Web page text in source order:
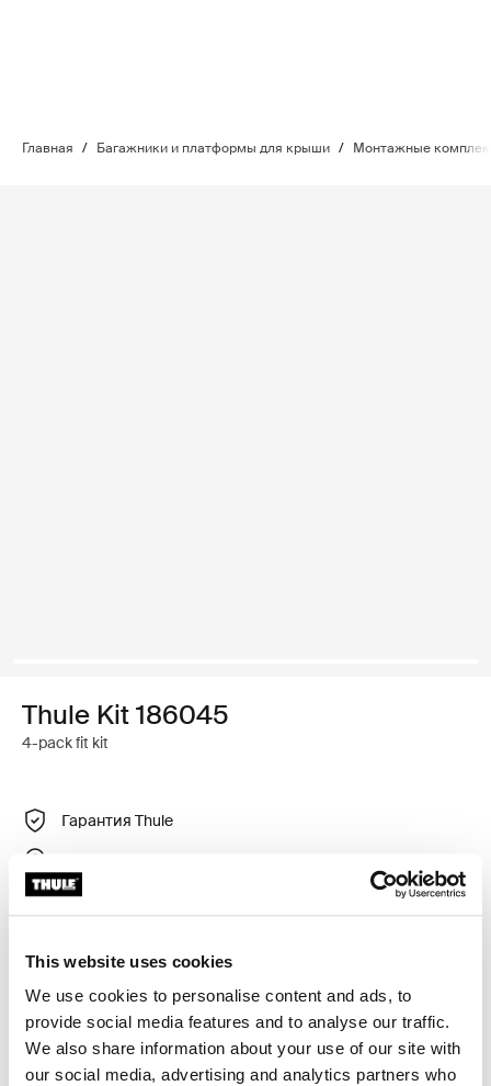
This website uses cookies
We use cookies to personalise content and ads, to
provide social media features and to analyse our traffic.
We also share information about your use of our site with
our social media, advertising and analytics partners who
Главная / Багажники и платформы для крыши / Монтажные
Thule Kit 186045
4-pack fit kit
Гарантия Thule
багажника для крыши Thule на автомобили с
интегрированными рейлингами.